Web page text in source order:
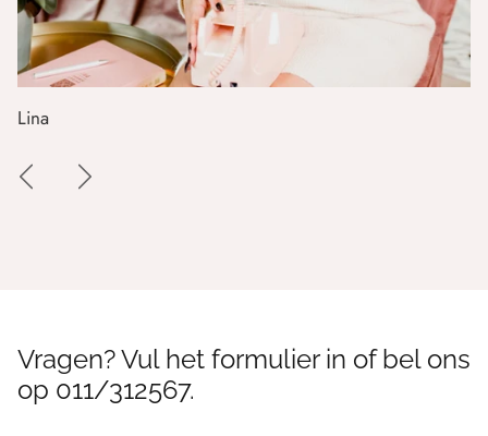
Lina
Vragen? Vul het formulier in of bel ons
op 011/312567.